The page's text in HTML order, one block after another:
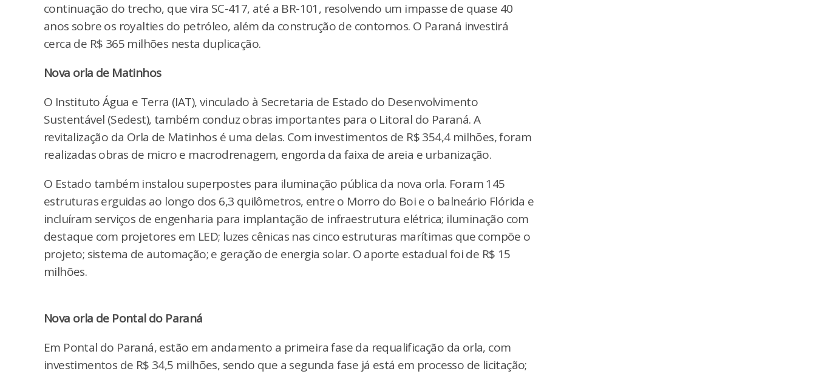
continuação do trecho, que vira SC-417, até a BR-101, resolvendo um impasse de quase 40
anos sobre os royalties do petróleo, além da construção de contornos. O Paraná investirá
cerca de R$ 365 milhões nesta duplicação.
Nova orla de Matinhos
O Instituto Água e Terra (IAT), vinculado à Secretaria de Estado do Desenvolvimento
Sustentável (Sedest), também conduz obras importantes para o Litoral do Paraná. A
revitalização da Orla de Matinhos é uma delas. Com investimentos de R$ 354,4 milhões, foram
realizadas obras de micro e macrodrenagem, engorda da faixa de areia e urbanização.
O Estado também instalou superpostes para iluminação pública da nova orla. Foram 145
estruturas erguidas ao longo dos 6,3 quilômetros, entre o Morro do Boi e o balneário Flórida e
incluíram serviços de engenharia para implantação de infraestrutura elétrica; iluminação com
destaque com projetores em LED; luzes cênicas nas cinco estruturas marítimas que compõe o
projeto; sistema de automação; e geração de energia solar. O aporte estadual foi de R$ 15
milhões.
Nova orla de Pontal do Paraná
Em Pontal do Paraná, estão em andamento a primeira fase da requalificação da orla, com
investimentos de R$ 34,5 milhões, sendo que a segunda fase já está em processo de licitação;